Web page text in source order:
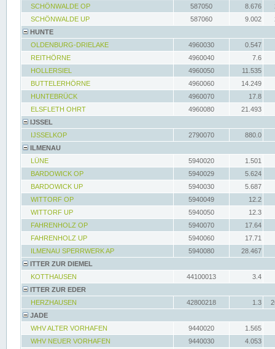
SCHÖNWALDE OP
587050 8.676
SCHÖNWALDE UP
587060 9.002
HUNTE
OLDENBURG-DRIELAKE
4960030
0.547
REITHÖRNE
4960040
7.6
HOLLERSIEL
4960050
11.535
BUTTELERHÖRNE
4960060
14.249
HUNTEBRÜCK
4960070
17.8
ELSFLETH OHRT
4960080
21.493
IJSSEL
IJSSELKOP
2790070
880.0
ILMENAU
LÜNE
5940020
1.501
BARDOWICK OP
5940029
5.624
BARDOWICK UP
5940030
5.687
WITTORF OP
5940049
12.2
WITTORF UP
5940050
12.3
FAHRENHOLZ OP
5940070
17.64
FAHRENHOLZ UP
5940060
17.71
ILMENAU SPERRWERK AP
5940080
28.467
ITTER ZUR DIEMEL
KOTTHAUSEN
44100013
3.4
ITTER ZUR EDER
HERZHAUSEN
42800218 1.3
JADE
WHV ALTER VORHAFEN
9440020
1.565
WHV NEUER VORHAFEN
9440030
4.053